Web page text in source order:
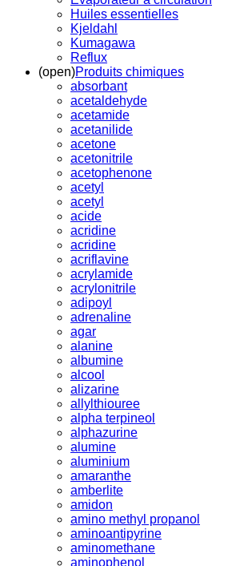
Huiles essentielles
Kjeldahl
Kumagawa
Reflux
(open)Produits chimiques
absorbant
acetaldehyde
acetamide
acetanilide
acetone
acetonitrile
acetophenone
acetyl
acetyl
acide
acridine
acridine
acriflavine
acrylamide
acrylonitrile
adipoyl
adrenaline
agar
alanine
albumine
alcool
alizarine
allylthiouree
alpha terpineol
alphazurine
alumine
aluminium
amaranthe
amberlite
amidon
amino methyl propanol
aminoantipyrine
aminomethane
aminophenol